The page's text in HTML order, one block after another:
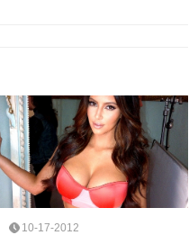
10-17-2012